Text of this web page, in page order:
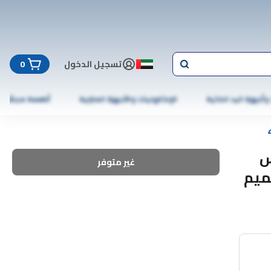
تسجيل الدخول 0
اليد الذكية الإلكترونيات والأجهزة المنزلية أطعمة مجمّدة
غير متوفر